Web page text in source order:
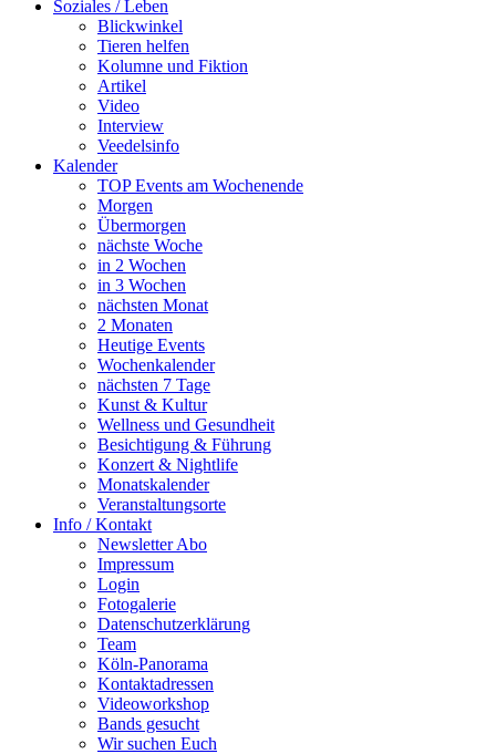
Soziales / Leben
Blickwinkel
Tieren helfen
Kolumne und Fiktion
Artikel
Video
Interview
Veedelsinfo
Kalender
TOP Events am Wochenende
Morgen
Übermorgen
nächste Woche
in 2 Wochen
in 3 Wochen
nächsten Monat
2 Monaten
Heutige Events
Wochenkalender
nächsten 7 Tage
Kunst & Kultur
Wellness und Gesundheit
Besichtigung & Führung
Konzert & Nightlife
Monatskalender
Veranstaltungsorte
Info / Kontakt
Newsletter Abo
Impressum
Login
Fotogalerie
Datenschutzerklärung
Team
Köln-Panorama
Kontaktadressen
Videoworkshop
Bands gesucht
Wir suchen Euch